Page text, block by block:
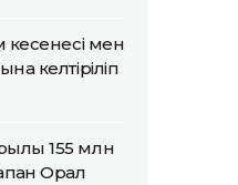
кесенесі мен
келтіріліп
155 млн
Орал